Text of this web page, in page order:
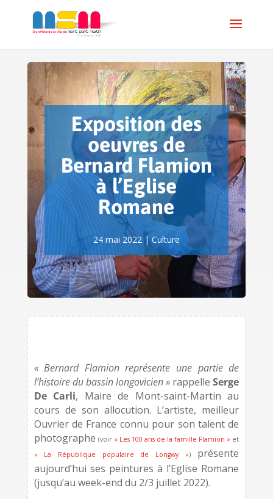
Exposition des
oeuvres de
Bernard Flamion
à l’Eglise
Romane
24 mai 2022|Culture
« Bernard Flamion représente une partie de
l’histoire du bassin longovicien » rappelleSerge
De Carli, Maire de Mont-saint-Martin au
cours de son allocution. L’artiste, meilleur
Ouvrier de France connu pour son talent de
photographe (voir« Les 100 ans de la famille Flamion » et
« La République populaire de Longwy »)présente
aujourd’hui ses peintures à l’Eglise Romane
(jusqu’au week-end du 2/3 juillet 2022).